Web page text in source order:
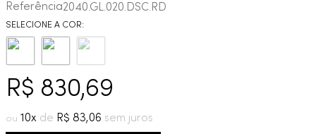
Referência2040.GL.020.DSC.RD
R$ 830,69
10 R$ 83,06